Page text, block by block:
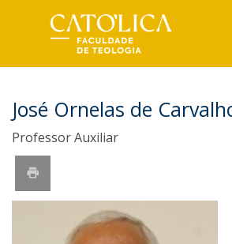
José Ornelas de
Professor Auxiliar